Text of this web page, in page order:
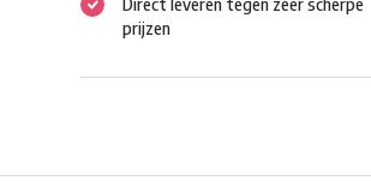
Direct leveren tegen zeer scherpe
prijzen